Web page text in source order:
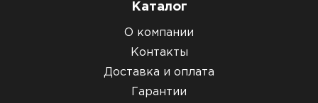
Каталог
О компании
Контакты
Доставка и оплата
Гарантии